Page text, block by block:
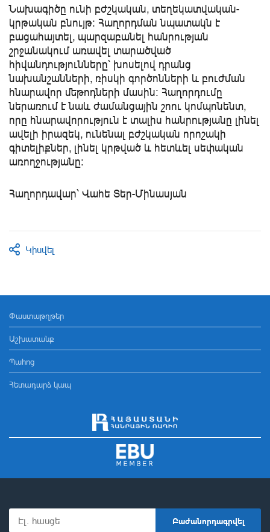
Նախագիծը ունի բժշկական, տեղեկատվական-
կրթական բնույթ: Հաղորդման նպատակն է
բացահայտել, պարզաբանել հանրության
շրջանակում առավել տարածված
հիվանդությունները՝ խոսելով դրանց
նախանշանների, ռիսկի գործոնների և բուժման
հնարավոր մեթոդների մասին։ Հաղորդումը
ներառում է նաև ժամանցային շոու կոմպոնենտ,
որը հնարավորություն է տալիս հանրությանը լինել
ավելի իրազեկ, ունենալ բժշկական որոշակի
գիտելիքներ, լինել կրթված և հետևել սեփական
առողջությանը։
Հաղորդավար՝ Վահե Տեր-Մինասյան
Կիսվել
Փաստաթղթեր
Աշխատանք
Պահոց
Հետադարձ կապ